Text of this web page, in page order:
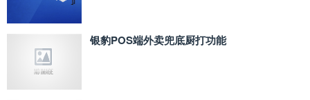
银豹POS端外卖兜底厨打功能